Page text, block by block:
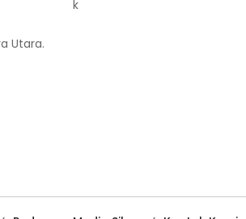
Utara.
k